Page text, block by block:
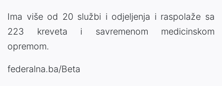
Ima više od 20 službi i odjeljenja i raspolaže sa
223 kreveta i savremenom medicinskom
opremom.
federalna.ba/Beta